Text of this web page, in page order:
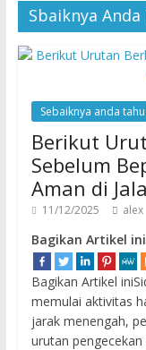
Sbaiknya Anda
Sebaiknya anda tahu
Berikut
Sebelum
Aman di
11/12/2025 alex
Bagikan Artikel ini
Bagikan Artikel
memulai aktivitas
jarak menengah,
urutan pengecekan